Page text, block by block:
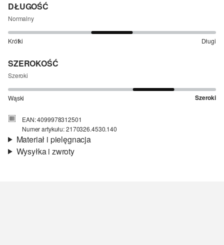
DŁUGOŚĆ
Normalny
Krótki Długi
SZEROKOŚĆ
Szeroki
Wąski Szeroki
EAN: 4099978312501
Numer artykułu: 2170326.4530.140
Materiał i pielęgnacja
Wysyłka i zwroty